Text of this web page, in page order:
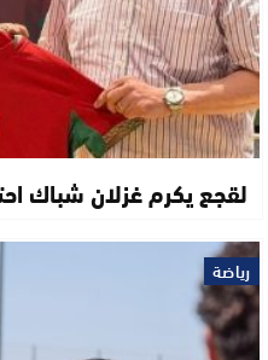
لقجع يكرم غزلان شباك
رياضة